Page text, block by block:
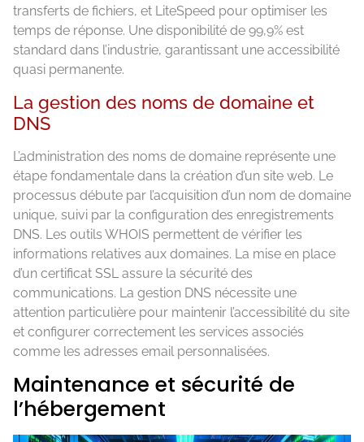
transferts de fichiers, et LiteSpeed pour optimiser les
temps de réponse. Une disponibilité de 99,9% est
standard dans l’industrie, garantissant une accessibilité
quasi permanente.
La gestion des noms de domaine et
DNS
L’administration des noms de domaine représente une
étape fondamentale dans la création d’un site web. Le
processus débute par l’acquisition d’un nom de domaine
unique, suivi par la configuration des enregistrements
DNS. Les outils WHOIS permettent de vérifier les
informations relatives aux domaines. La mise en place
d’un certificat SSL assure la sécurité des
communications. La gestion DNS nécessite une
attention particulière pour maintenir l’accessibilité du site
et configurer correctement les services associés
comme les adresses email personnalisées.
Maintenance et sécurité de
l’hébergement